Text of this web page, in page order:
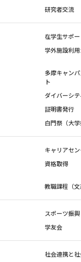
研究者交流
在学生サポー
学外施設利
多摩キャン
ト
ダイバーシ
証明書発行
白門祭（大学
キャリアセ
資格取得
教職課程（文
スポーツ振興
学友会
社会連携と